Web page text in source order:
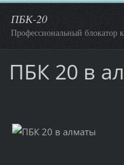
ПБК-20
Профессиональный блокатор
ПБК 20 в